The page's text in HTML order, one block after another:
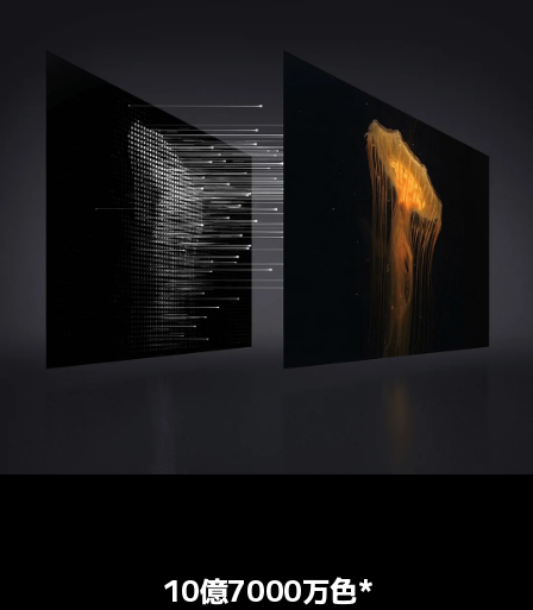
10億7000万色*